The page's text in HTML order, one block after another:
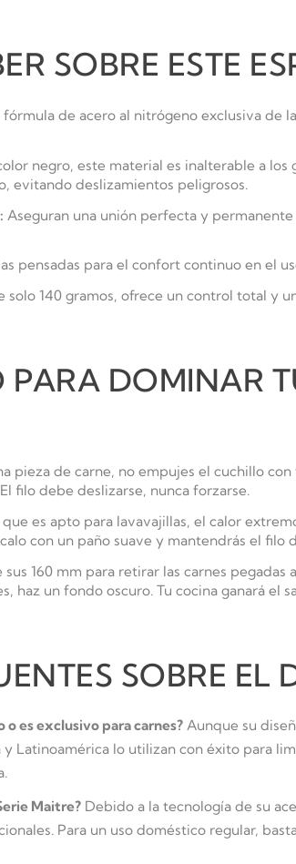
SOBRE ESTE
fórmula de acero al nitrógeno exclusiva de la
negro, este material es inalterable a
evitando deslizamientos peligrosos.
Aseguran una unión perfecta y
pensadas para el confort continuo en el
140 gramos, ofrece un control total y
PARA DOMINAR
pieza de carne, no empujes el cuchillo
filo debe deslizarse, nunca forzarse.
es apto para lavavajillas, el calor
con un paño suave y mantendrás el filo
160 mm para retirar las carnes pegadas
haz un fondo oscuro. Tu cocina ganará el
SOBRE EL
es exclusivo para carnes?Aunque su
Latinoamérica lo utilizan con éxito para
Maitre?Debido a la tecnología de su
Para un uso doméstico regular,